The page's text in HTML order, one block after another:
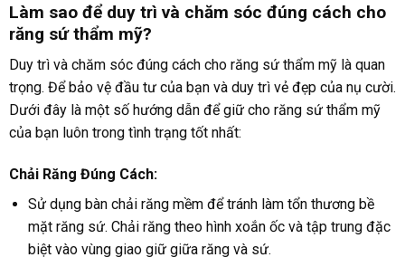
Làm sao để duy trì và chăm sóc đúng cách cho
răng sứ thẩm mỹ?
Duy trì và chăm sóc đúng cách cho răng sứ thẩm mỹ là quan
trọng. Để bảo vệ đầu tư của bạn và duy trì vẻ đẹp của nụ cười.
Dưới đây là một số hướng dẫn để giữ cho răng sứ thẩm mỹ
của bạn luôn trong tình trạng tốt nhất:
Chải Răng Đúng Cách:
Sử dụng bàn chải răng mềm để tránh làm tổn thương bề
mặt răng sứ. Chải răng theo hình xoắn ốc và tập trung đặc
biệt vào vùng giao giữ giữa răng và sứ.